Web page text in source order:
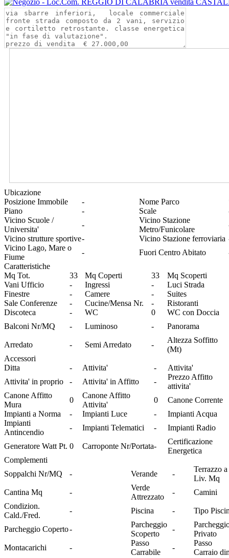
Ubicazione
Posizione Immobile
- Nome Parco
Piano
- Scale
Vicino Scuole /
Universita'
-
Vicino Stazione
Metro/Funicolare
Vicino strutture sportive- Vicino Stazione ferroviaria
Vicino Lago, Mare o
Fiume
- Fuori Centro Abitato
Caratteristiche
Mq Tot.
33 Mq Coperti 33
Mq Scoperti
Vani Ufficio
- Ingressi -
Luci Strada
Finestre
- Camere -
Suites
Sale Conferenze
- Cucine/Mensa Nr. -
Ristoranti
Discoteca
- WC 0
WC con Doccia
Balconi Nr/MQ
- Luminoso - Panorama
Arredato - Semi Arredato -
Altezza Soffitto
(Mt)
Accessori
Ditta
- Attivita' -
Attivita'
Attivita' in proprio
- Attivita' in Affitto -
Prezzo Affitto
attivita'
Canone Affitto
Mura
0
Canone Affitto
Attivita'
0
Canone Corrente
Impianti a Norma
- Impianti Luce -
Impianti Acqua
Impianti
Antincendio
- Impianti Telematici - Impianti Radio
Generatore Watt Pt. 0 Carroponte Nr/Portata-
Certificazione
Energetica
Complementi
Soppalchi Nr/MQ
- Verande -
Terrazzo a
Liv. Mq
Cantina Mq
-
Verde
Attrezzato
-
Camini
Condizion.
Cald./Fred.
- Piscina - Tipo
Parcheggio Coperto-
Parcheggio
Scoperto
-
Privato
Montacarichi
-
Passo
Carrabile
-
Passo
Carraio